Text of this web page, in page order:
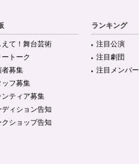
えて！舞台芸術
ートーク
者募集
ッフ募集
ンティア募集
ディション告知
クショップ告知
ランキング
注目公演
注目劇団
注目メンバー